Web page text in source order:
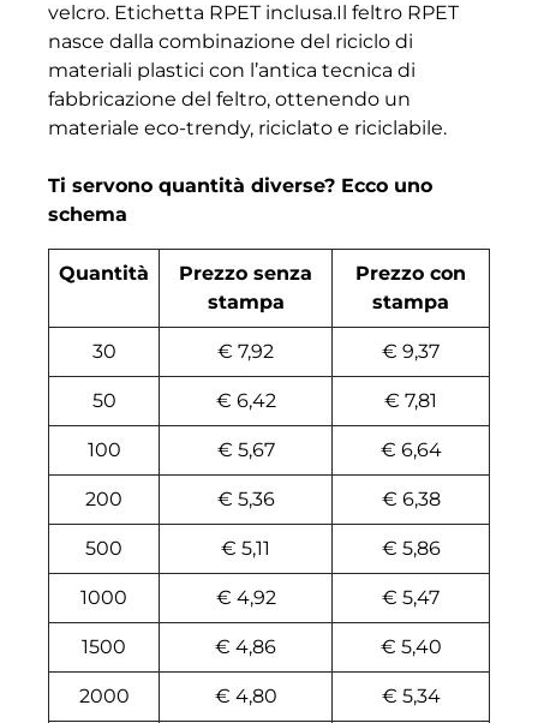
velcro. Etichetta RPET inclusa.Il feltro RPET
nasce dalla combinazione del riciclo di
materiali plastici con l’antica tecnica di
fabbricazione del feltro, ottenendo un
materiale eco-trendy, riciclato e riciclabile.
Ti servono quantità diverse? Ecco uno
schema
Quantità
Prezzo senza
stampa
Prezzo con
stampa
30 € 7,92 € 9,37
50 € 6,42 € 7,81
100 € 5,67 € 6,64
200 € 5,36 € 6,38
500 € 5,11 € 5,86
1000 € 4,92 € 5,47
1500 € 4,86 € 5,40
2000 € 4,80 € 5,34